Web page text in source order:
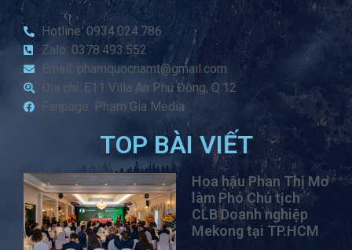
Hotline: 0934.024.786
Zalo: 0378.493.552
Email: phamquocnamt@gmail.com
Địa chỉ: E11 Villa An Phú Đông, Q.12
Fanpage: Phạm Gia Media
TOP BÀI VIẾT
Hoa hậu Phan Thị Mơ
làm Phó Chủ tịch
CLB Doanh nghiệp
Mekong tại TP.HCM